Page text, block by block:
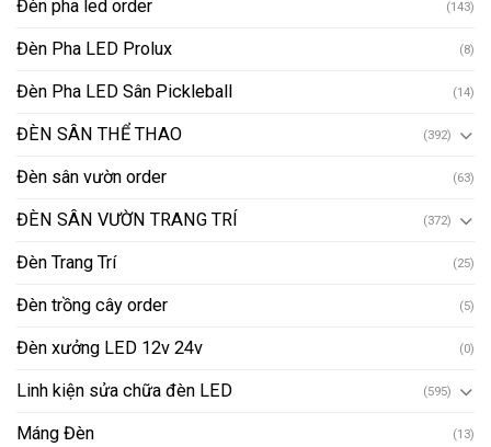
Đèn pha led order (143)
Đèn Pha LED Prolux (8)
Đèn Pha LED Sân Pickleball (14)
ĐÈN SÂN THỂ THAO (392)
Đèn sân vườn order (63)
ĐÈN SÂN VƯỜN TRANG TRÍ (372)
Đèn Trang Trí (25)
Đèn trồng cây order (5)
Đèn xưởng LED 12v 24v (0)
Linh kiện sửa chữa đèn LED (595)
Máng Đèn (13)